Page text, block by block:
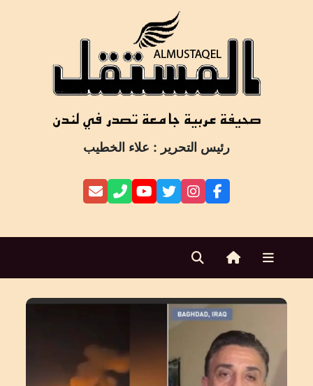
رئيس التحرير : علاء الخطيب